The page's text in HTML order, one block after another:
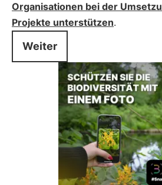
Organisationen bei der
Projekte unterstützen.
Weiter